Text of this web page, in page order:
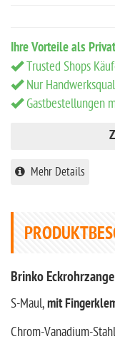
Ihre Vorteile als
Trusted Shops
Nur
Gastbestellungen
Mehr Details
Brinko
S-Maul,mit
Chrom-Vanadium-